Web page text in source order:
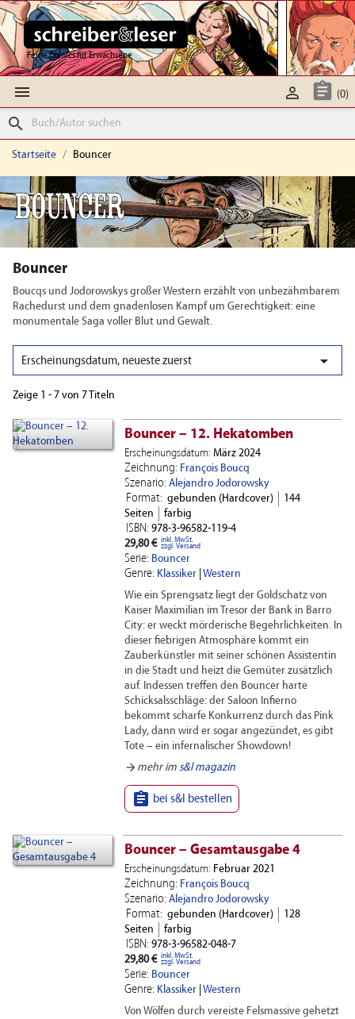
Feine Comics für Erwachsene
  (0)

search
Startseite Bouncer
Bouncer
Boucqs und Jodorowskys großer Western erzählt von unbezähmbarem
Rachedurst und dem gnadenlosen Kampf um Gerechtigkeit: eine
monumentale Saga voller Blut und Gewalt.
Erscheinungsdatum, neueste zuerst 
Zeige 1 - 7 von 7 Titeln
Bouncer – 12. Hekatomben
Erscheinungsdatum: März 2024
Zeichnung: François Boucq
Szenario: Alejandro Jodorowsky
Format: gebunden (Hardcover)
144
Seiten
farbig
ISBN: 978-3-96582-119-4
29,80 € inkl. MwSt.
zzgl. Versand
Serie: Bouncer
Genre: Klassiker| Western
Wie ein Sprengsatz liegt der Goldschatz von
Kaiser Maximilian im Tresor der Bank in Barro
City: er weckt mörderische Begehrlichkeiten. In
dieser fiebrigen Atmosphäre kommt ein
Zauberkünstler mit seiner schönen Assistentin
in die Stadt und heizt die Gemüter zusätzlich
auf. Indessen treffen den Bouncer harte
Schicksalsschläge: der Saloon Infierno
bekommt scharfe Konkurrenz durch das Pink
Lady, dann wird er sogar angezündet, es gibt
Tote – ein infernalischer Showdown!
arrow_forward mehr im s&l magazin
 bei s&l bestellen
Bouncer – Gesamtausgabe 4
Erscheinungsdatum: Februar 2021
Zeichnung: François Boucq
Szenario: Alejandro Jodorowsky
Format: gebunden (Hardcover)
128
Seiten
farbig
ISBN: 978-3-96582-048-7
29,80 € inkl. MwSt.
zzgl. Versand
Serie: Bouncer
Genre: Klassiker| Western
Von Wölfen durch vereiste Felsmassive gehetzt